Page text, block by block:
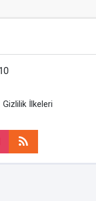
Gizlilik İlkeleri